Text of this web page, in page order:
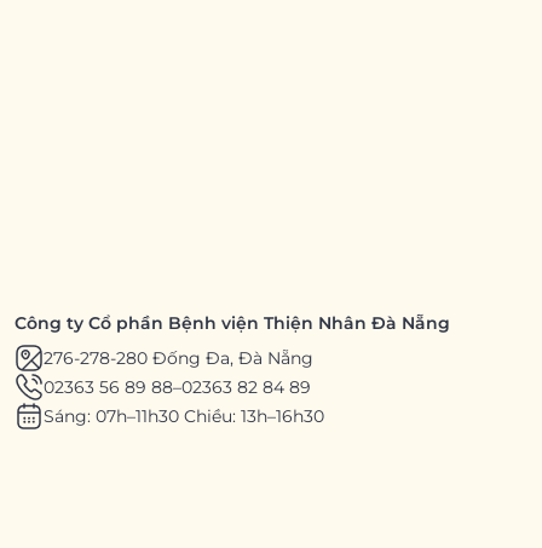
Công ty Cổ phần Bệnh viện Thiện Nhân Đà Nẵng
276-278-280 Đống Đa, Đà Nẵng
02363 56 89 88–02363 82 84 89
Sáng: 07h–11h30 Chiều: 13h–16h30